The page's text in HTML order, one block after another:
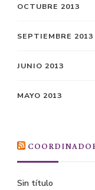
OCTUBRE 2013
SEPTIEMBRE 2013
JUNIO 2013
MAYO 2013
Sin título